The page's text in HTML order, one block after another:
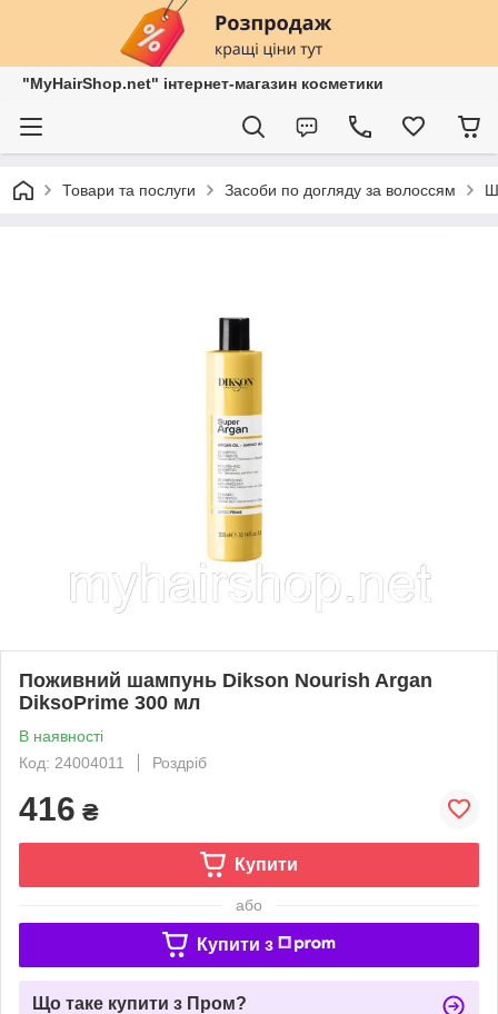
"MyHairShop.net" інтернет-магазин косметики
Товари та послуги Засоби по догляду за волоссям
Поживний шампунь Dikson Nourish Argan
DiksoPrime 300 мл
В наявності
Код: 24004011
Роздріб
416 ₴
Купити
або
Купити з
Що таке купити з Пром?